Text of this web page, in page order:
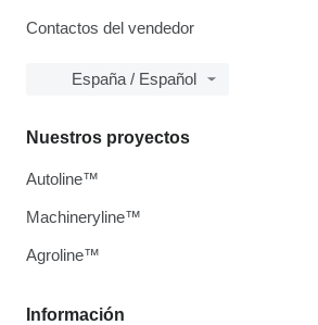
Contactos del vendedor
España / Español
Información
Nuestros proyectos
Autoline™
Machineryline™
Agroline™